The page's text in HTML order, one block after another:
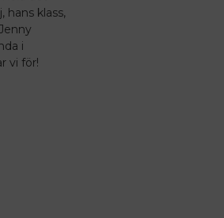
hans klass,
i
vi för!